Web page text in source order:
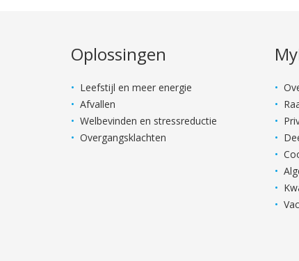
Oplossingen
Leefstijl en meer energie
Afvallen
Welbevinden en stressreductie
Overgangsklachten